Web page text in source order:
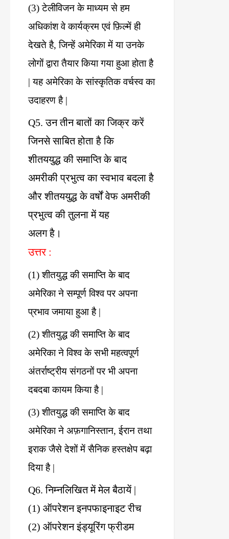
(3)टेलीविजन के माध्यम से हम
अधिकांश वे कार्यक्रम एवं फ़िल्में ही
देखते है,जिन्हें अमेरिका में या उनके
लोगों द्वारा तैयार किया गया हुआ होता है
|यह अमेरिका के सांस्कृतिक वर्चस्व का
उदाहरण है|
Q5.उन तीन बातों का जिक्र करें
जिनसे साबित होता है कि
शीतययुद्ध की समाप्ति के बाद
अमरीकी प्रभुत्व का स्वभाव बदला है
और शीतययुद्ध के वर्षों वेफ अमरीकी
प्रभुत्व की तुलना में यह
अलग है।
उत्तर:
(1)शीतयुद्ध की समाप्ति के बाद
अमेरिका ने सम्पूर्ण विश्व पर अपना
प्रभाव जमाया हुआ है|
(2)शीतयुद्ध की समाप्ति के बाद
अमेरिका ने विश्व के सभी महत्वपूर्ण
अंतर्राष्ट्रीय संगठनों पर भी अपना
दबदबा कायम किया है|
(3)शीतयुद्ध की समाप्ति के बाद
अमेरिका ने अफ़गानिस्तान,ईरान तथा
इराक जैसे देशों में सैनिक हस्तक्षेप बढ़ा
दिया है|
Q6.निम्नलिखित में मेल बैठायें|
(1) ऑपरेशन इनपफाइनाइट रीच
(2) ऑपरेशन इंड्यूरिंग फ्रीडम